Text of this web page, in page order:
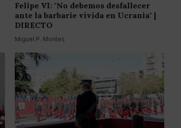
Felipe VI: "No debemos desfallecer
ante la barbarie vivida en Ucrania" |
DIRECTO
Miguel P. Montes